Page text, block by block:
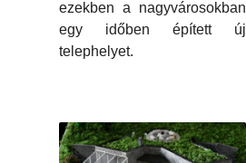
ezekben a nagyvárosokban
egy időben épített új
telephelyet.